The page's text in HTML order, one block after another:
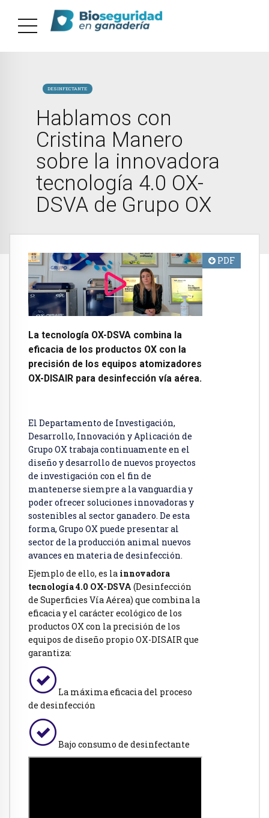
DESINFECTANTE
Hablamos con
Cristina Manero
sobre la innovadora
tecnología 4.0 OX-
DSVA de Grupo OX
PDF
La tecnología OX-DSVA combina la
eficacia de los productos OX con la
precisión de los equipos atomizadores
OX-DISAIR para desinfección vía aérea.
El Departamento de Investigación,
Desarrollo, Innovación y Aplicación de
Grupo OX trabaja continuamente en el
diseño y desarrollo de nuevos proyectos
de investigación con el fin de
mantenerse siempre a la vanguardia y
poder ofrecer soluciones innovadoras y
sostenibles al sector ganadero. De esta
forma, Grupo OX puede presentar al
sector de la producción animal nuevos
avances en materia de desinfección.
Ejemplo de ello, es lainnovadora
tecnología 4.0 OX-DSVA (Desinfección
de Superficies Vía Aérea) que combina la
eficacia y el carácter ecológico de los
productos OX con la precisión de los
equipos de diseño propio OX-DISAIR que
garantiza:
La máxima eficacia del proceso
de desinfección
Bajo consumo de desinfectante